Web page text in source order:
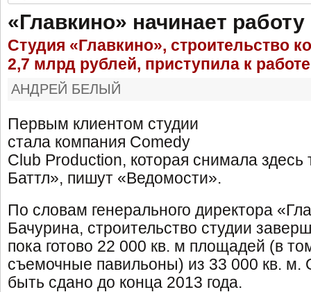
«Главкино» начинает работу
Студия «Главкино», строительство
2,7 млрд рублей, приступила к работе
АНДРЕЙ БЕЛЫЙ
Первым клиентом студии
стала компания Comedy
Club Production, которая снимала здесь
Баттл», пишут «Ведомости».
По словам генерального директора
Бачурина, строительство студии
пока готово 22 000 кв. м площадей (в
съемочные павильоны) из 33 000 кв. м.
быть сдано до конца 2013 года.